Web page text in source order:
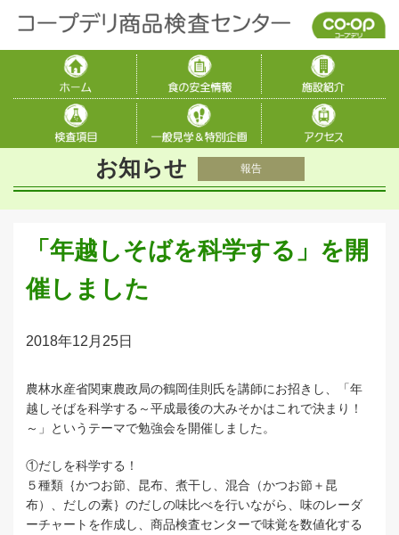
お知らせ 報告
「年越しそばを科学する」を開
催しました
2018年12月25日
農林水産省関東農政局の鶴岡佳則氏を講師にお招きし、「年
越しそばを科学する～平成最後の大みそかはこれで決まり！
～」というテーマで勉強会を開催しました。
①だしを科学する！
５種類｛かつお節、昆布、煮干し、混合（かつお節＋昆
布）、だしの素｝のだしの味比べを行いながら、味のレーダ
ーチャートを作成し、商品検査センターで味覚を数値化する